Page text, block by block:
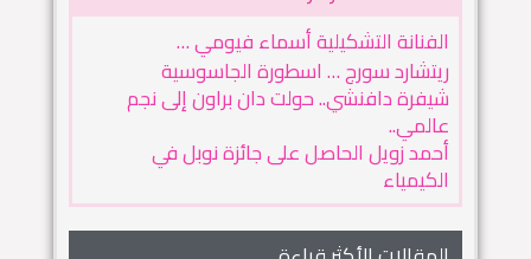
الفنانة التشكيلية أسماء فيومي …
ريتشارد سورج … اسطورة الجاسوسية
شيفرة دافنشي.. حولت دان براون إلى نجم
عالمي..
أحمد زويل الحاصل على جائزة نوبل في
الكيمياء